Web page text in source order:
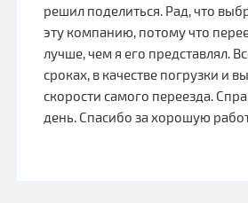
решил поделиться. Рад, что
эту компанию, потому что
лучше, чем я его представлял.
сроках, в качестве погрузки и
скорости самого переезда.
день. Спасибо за хорошую